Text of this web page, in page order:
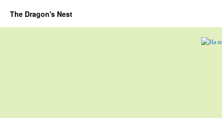
The Dragon's Nest